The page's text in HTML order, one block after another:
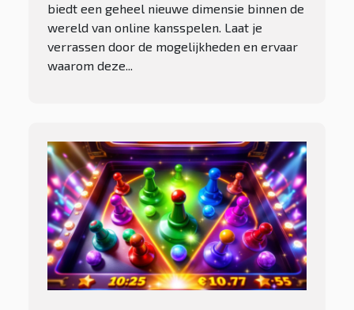
biedt een geheel nieuwe dimensie binnen de
wereld van online kansspelen. Laat je
verrassen door de mogelijkheden en ervaar
waarom deze...